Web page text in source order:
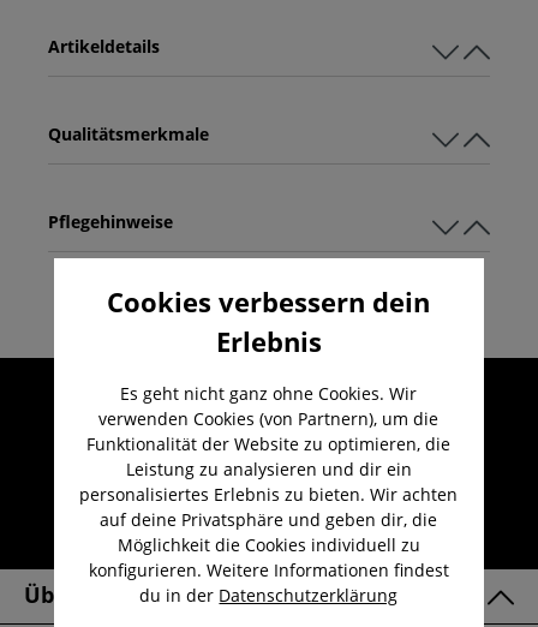
Qualitätsmerkmale
Artikeldetails
Pflegehinweise
Umfangreicher Kundenservice
Kauf auf Rechnung
Kostenloser Versand ab 29,-€
Lieferzeit 1-3 Werktage
30 Tage kostenlose Retoure
Über Uns
Cookies verbessern dein
Erlebnis
Es geht nicht ganz ohne Cookies. Wir
verwenden Cookies (von Partnern), um die
Funktionalität der Website zu optimieren, die
Leistung zu analysieren und dir ein
personalisiertes Erlebnis zu bieten. Wir achten
auf deine Privatsphäre und geben dir, die
Möglichkeit die Cookies individuell zu
konfigurieren. Weitere Informationen findest
du in der Datenschutzerklärung